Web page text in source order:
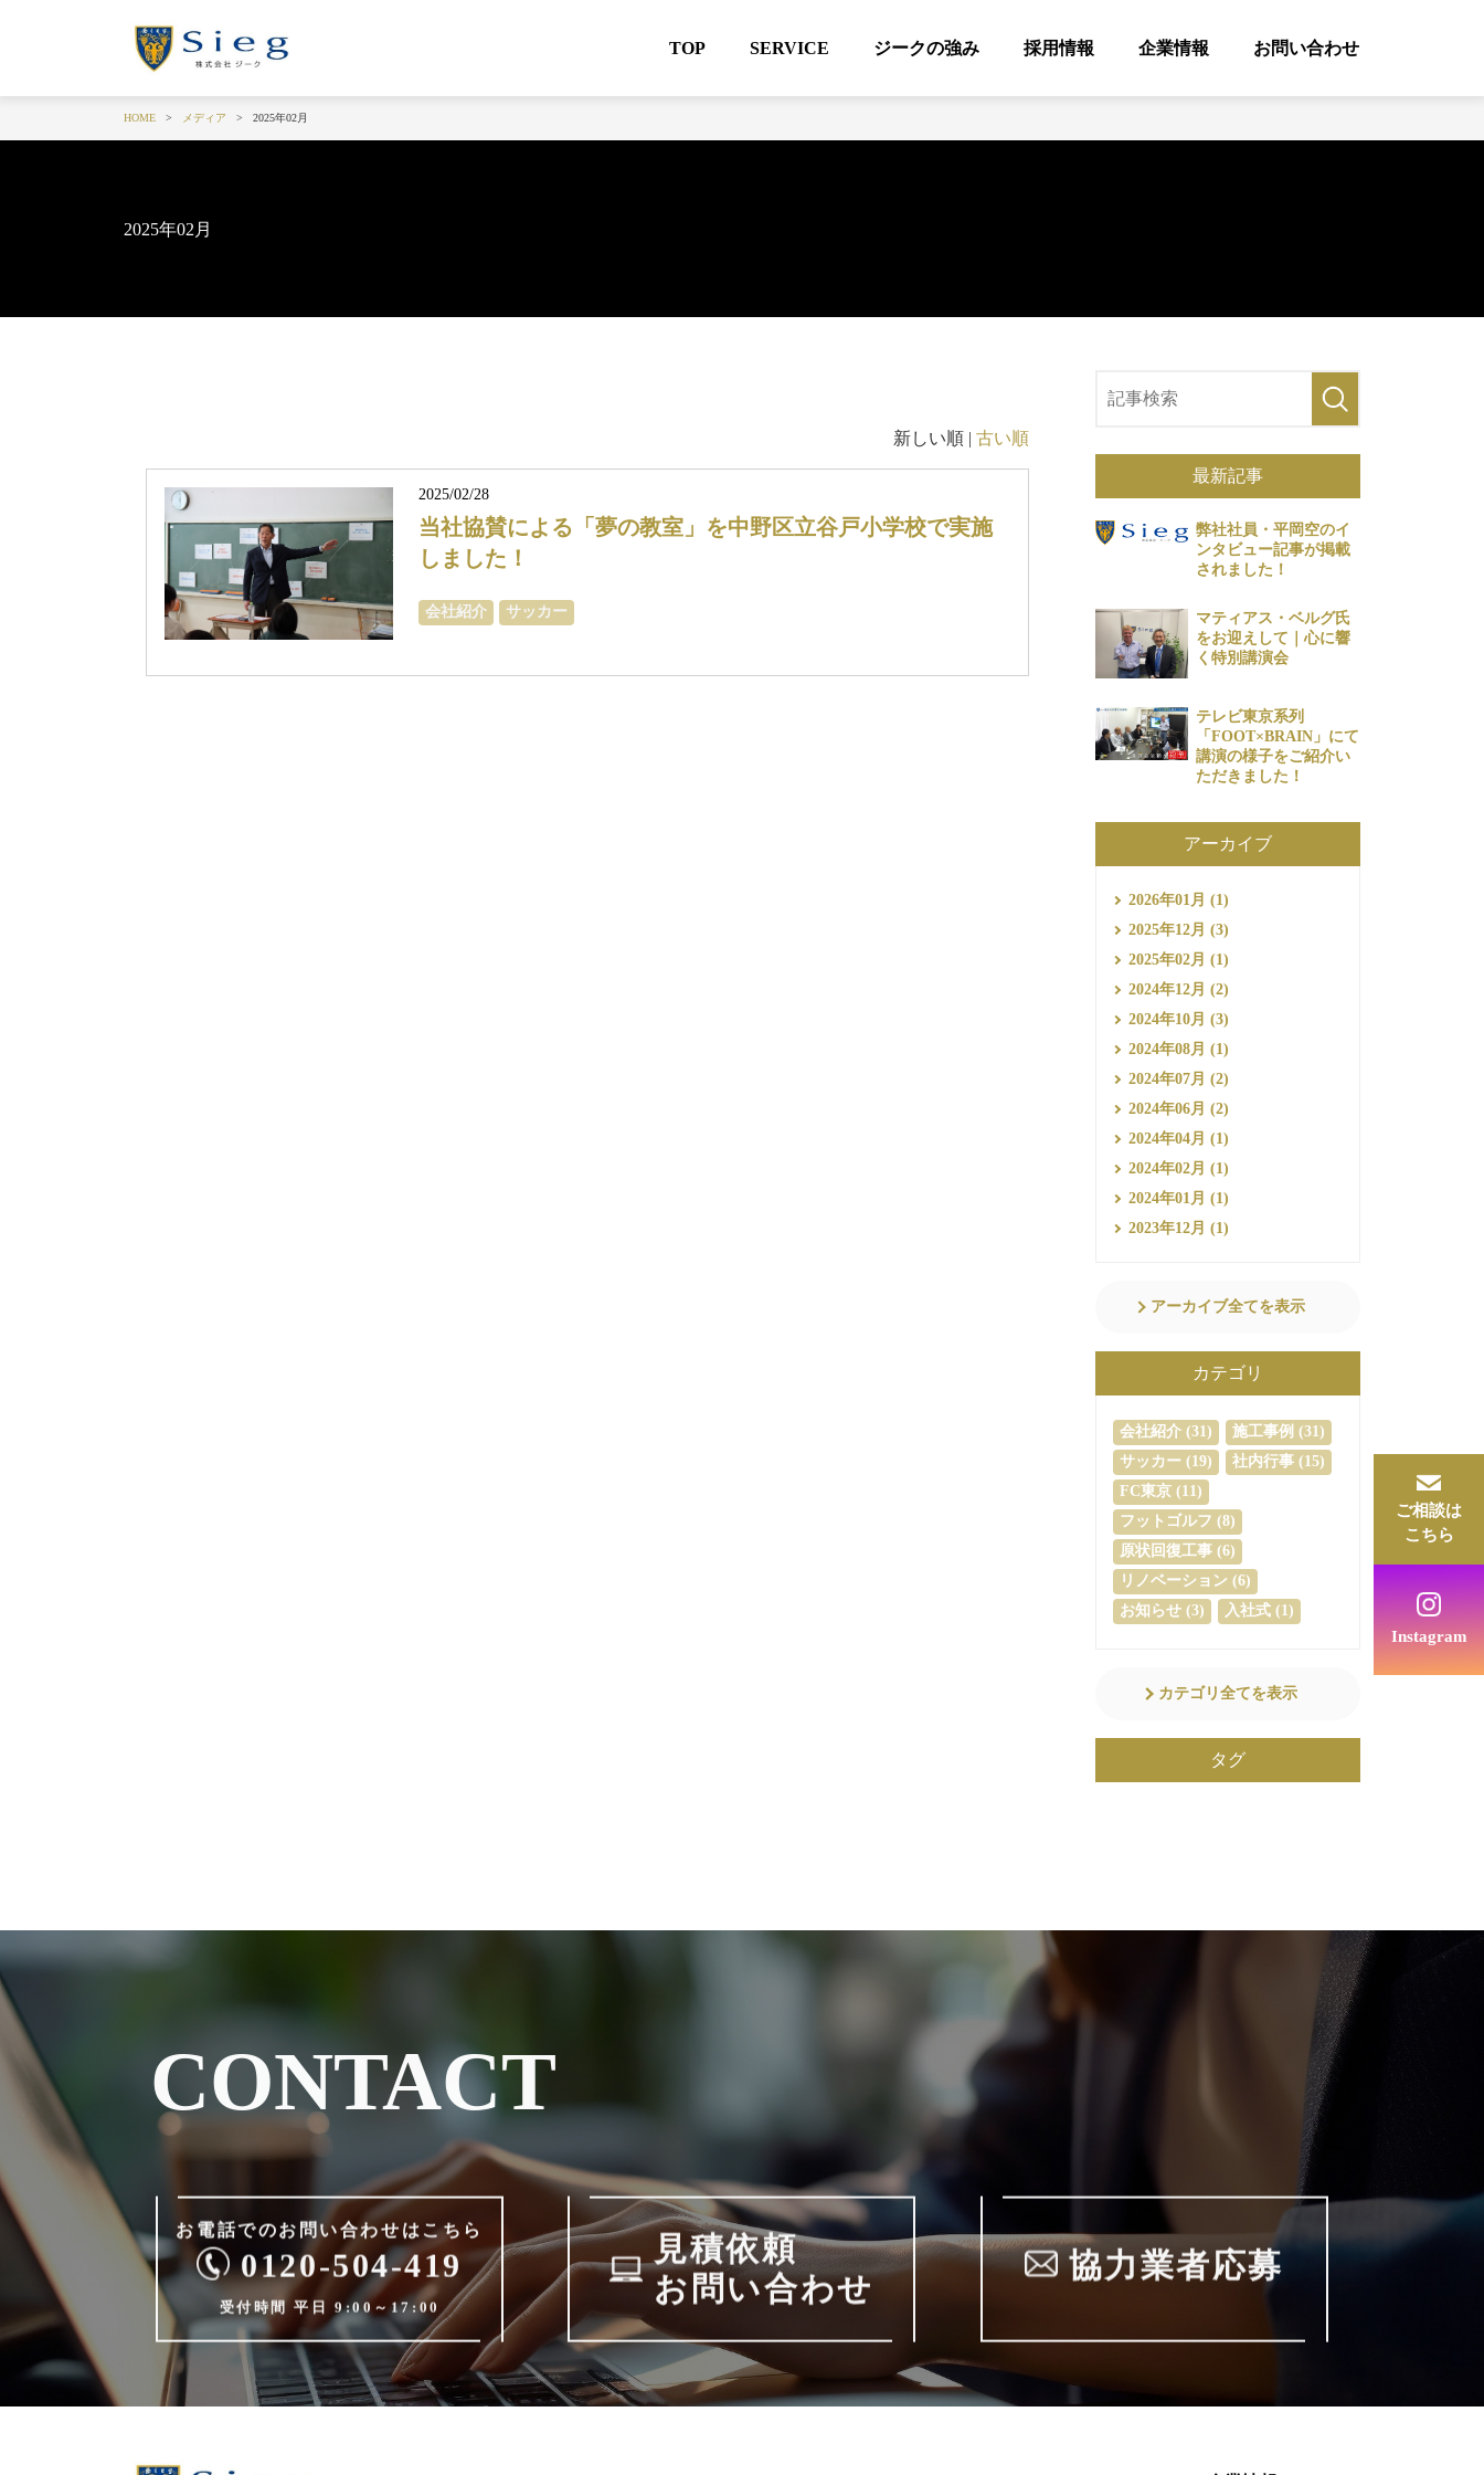
TOP SERVICE ジークの強み 採用情報 企業情報 お問い合わせ
ご相談は
こちら
Instagram
HOME メディア 2025年02月
2025年02月
新しい順 | 古い順
2025/02/28
当社協賛による「夢の教室」を中野区立谷戸小学校で実施
しました！
会社紹介 サッカー
最新記事
弊社社員・平岡空のイ
ンタビュー記事が掲載
されました！
マティアス・ベルグ氏
をお迎えして｜心に響
く特別講演会
テレビ東京系列
「FOOT×BRAIN」にて
講演の様子をご紹介い
ただきました！
アーカイブ
2026年01月 (1)
2025年12月 (3)
2025年02月 (1)
2024年12月 (2)
2024年10月 (3)
2024年08月 (1)
2024年07月 (2)
2024年06月 (2)
2024年04月 (1)
2024年02月 (1)
2024年01月 (1)
2023年12月 (1)
アーカイブ全てを表示
カテゴリ
会社紹介 (31)
施工事例 (31)
サッカー (19)
社内行事 (15)
FC東京 (11)
フットゴルフ (8)
原状回復工事 (6)
リノベーション (6)
お知らせ (3)
入社式 (1)
カテゴリ全てを表示
タグ
CONTACT
お電話でのお問い合わせは こちら
0120-504-419
受付時間 平日 9:00～17:00
見積依頼
お問い合わせ
協力業者応募